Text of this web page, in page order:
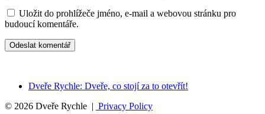
Uložit do prohlížeče jméno, e-mail a webovou stránku pro
budoucí komentáře.
Dveře Rychle: Dveře, co stojí za to otevřít!
© 2026 Dveře Rychle | Privacy Policy